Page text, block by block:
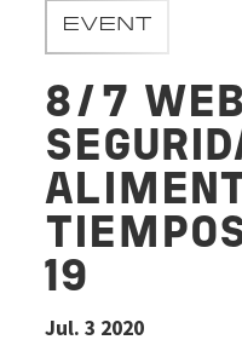
EVENT
8/7
19
Jul. 3 2020